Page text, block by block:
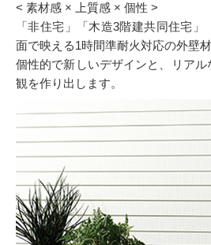
< 素材感 × 上質感 × 個性 >
「非住宅」「木造3階建共同住宅
面で映える1時間準耐火対応の外壁
個性的で新しいデザインと、リア
観を作り出します。